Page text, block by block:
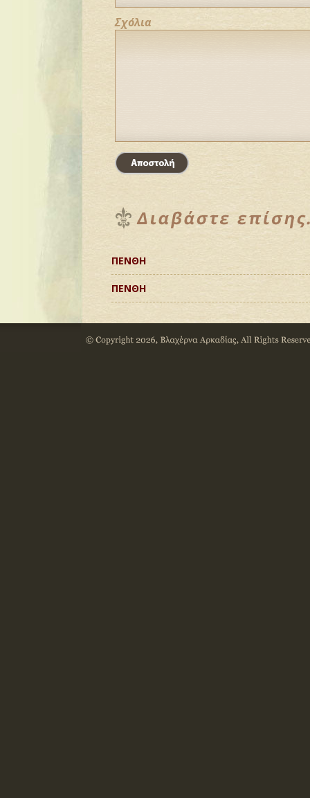
Σχόλια
ΠΕΝΘΗ
ΠΕΝΘΗ